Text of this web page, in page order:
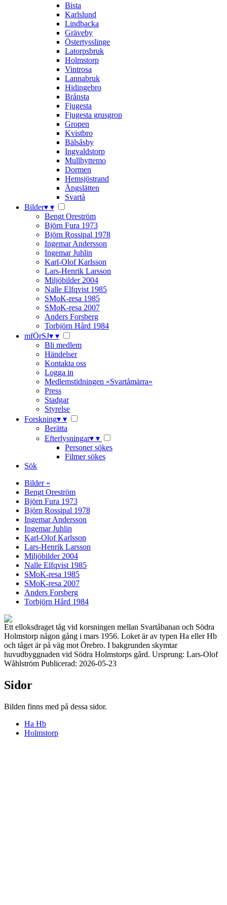
Bista
Karlslund
Lindbacka
Gräveby
Östertysslinge
Latorpsbruk
Holmstorp
Vintrosa
Lannabruk
Hidingebro
Brånsta
Fjugesta
Fjugesta grusgrop
Gropen
Kvistbro
Bälsåsby
Ingvaldstorp
Mullhyttemo
Dormen
Hemsjöstrand
Ängslätten
Svartå
Bilder▾ ▾
Bengt Oreström
Björn Fura 1973
Björn Rossipal 1978
Ingemar Andersson
Ingemar Juhlin
Karl-Olof Karlsson
Lars-Henrik Larsson
Miljöbilder 2004
Nalle Elfqvist 1985
SMoK-resa 1985
SMoK-resa 2007
Anders Forsberg
Torbjörn Hård 1984
mfÖrSJ▾ ▾
Bli medlem
Händelser
Kontakta oss
Logga in
Medlemstidningen »Svartåmärra«
Press
Stadgar
Styrelse
Forskning▾ ▾
Berätta
Efterlysningar▾ ▾
Personer sökes
Filmer sökes
Sök
Bilder «
Bengt Oreström
Björn Fura 1973
Björn Rossipal 1978
Ingemar Andersson
Ingemar Juhlin
Karl-Olof Karlsson
Lars-Henrik Larsson
Miljöbilder 2004
Nalle Elfqvist 1985
SMoK-resa 1985
SMoK-resa 2007
Anders Forsberg
Torbjörn Hård 1984
Ett elloksdraget tåg vid korsningen mellan Svartåbanan och Södra
Holmstorp någon gång i mars 1956. Loket är av typen Ha eller Hb
och tåget är på väg mot Örebro. I bakgrunden skymtar
huvudbyggnaden vid Södra Holmstorps gård. Ursprung: Lars-Olof
Wåhlström Publicerad: 2026-05-23
Sidor
Bilden finns med på dessa sidor.
Ha Hb
Holmstorp